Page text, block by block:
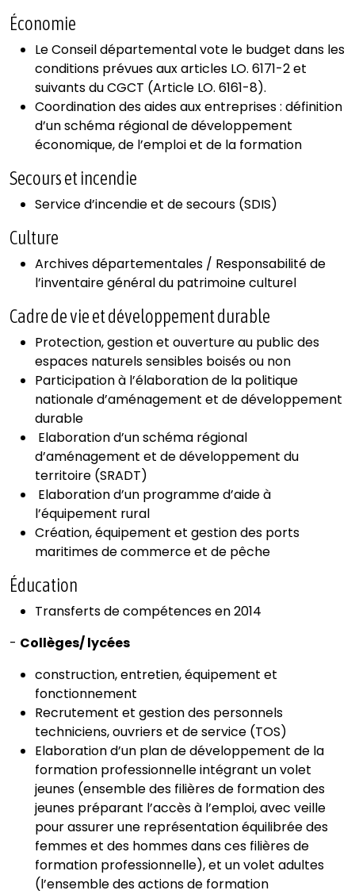
Économie
Le Conseil départemental vote le budget dans les
conditions prévues aux articles LO. 6171-2 et
suivants du CGCT (Article LO. 6161-8).
Coordination des aides aux entreprises : définition
d’un schéma régional de développement
économique, de l’emploi et de la formation
Secours et incendie
Service d’incendie et de secours (SDIS)
Culture
Archives départementales / Responsabilité de
l’inventaire général du patrimoine culturel
Cadre de vie et développement durable
Protection, gestion et ouverture au public des
espaces naturels sensibles boisés ou non
Participation à l’élaboration de la politique
nationale d’aménagement et de développement
durable
Elaboration d’un schéma régional
d’aménagement et de développement du
territoire (SRADT)
Elaboration d’un programme d’aide à
l’équipement rural
Création, équipement et gestion des ports
maritimes de commerce et de pêche
Éducation
Transferts de compétences en 2014
- Collèges/ lycées
construction, entretien, équipement et
fonctionnement
Recrutement et gestion des personnels
techniciens, ouvriers et de service (TOS)
Elaboration d’un plan de développement de la
formation professionnelle intégrant un volet
jeunes (ensemble des filières de formation des
jeunes préparant l’accès à l’emploi, avec veille
pour assurer une représentation équilibrée des
femmes et des hommes dans ces filières de
formation professionnelle), et un volet adultes
(l’ensemble des actions de formation